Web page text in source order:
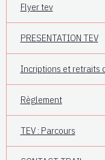
Flyer tev
PRESENTATION TEV
Incriptions et retraits
Règlement
TEV : Parcours